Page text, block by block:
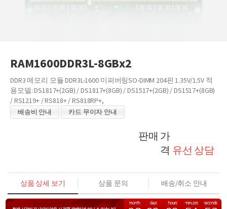
RAM1600DDR3L-8GBx2
DDR3 메모리 모듈 DDR3L-1600 미퍼버링SO-DIMM 204핀 1.35V/1.5V 적
용모델: DS1817+(2GB) / DS1817+(8GB) / DS1517+(2GB) / DS1517+(8GB)
/ RS1219+ / RS818+ / RS818RP+,
배송비 안내 카드 무이자 안내
판매 가
격 유선 상담
상품 상세 보기 상품 문의 배송/취소 안내